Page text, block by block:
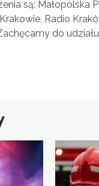
są: Małopolska
Radio
do